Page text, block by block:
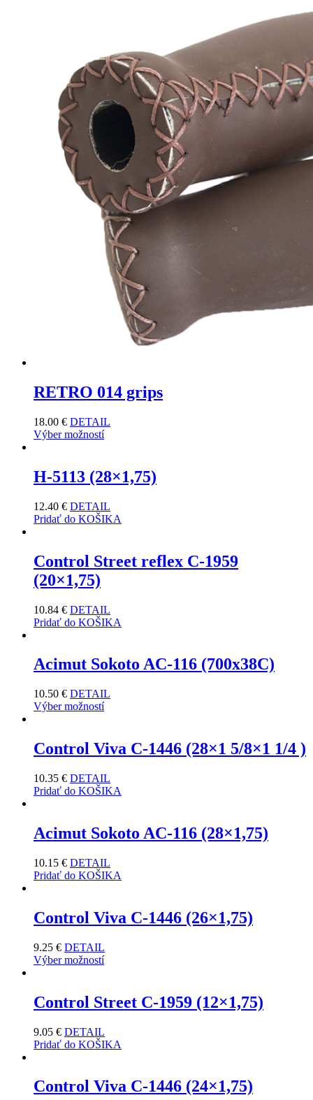
RETRO 014 grips
18.00 € DETAIL
Výber možností
H-5113 (28×1,75)
12.40 € DETAIL
Pridať do KOŠIKA
Control Street reflex C-1959
(20×1,75)
10.84 € DETAIL
Pridať do KOŠIKA
Acimut Sokoto AC-116 (700x38C)
10.50 € DETAIL
Výber možností
Control Viva C-1446 (28×1 5/8×1 1/4 )
10.35 € DETAIL
Pridať do KOŠIKA
Acimut Sokoto AC-116 (28×1,75)
10.15 € DETAIL
Pridať do KOŠIKA
Control Viva C-1446 (26×1,75)
9.25 € DETAIL
Výber možností
Control Street C-1959 (12×1,75)
9.05 € DETAIL
Pridať do KOŠIKA
Control Viva C-1446 (24×1,75)